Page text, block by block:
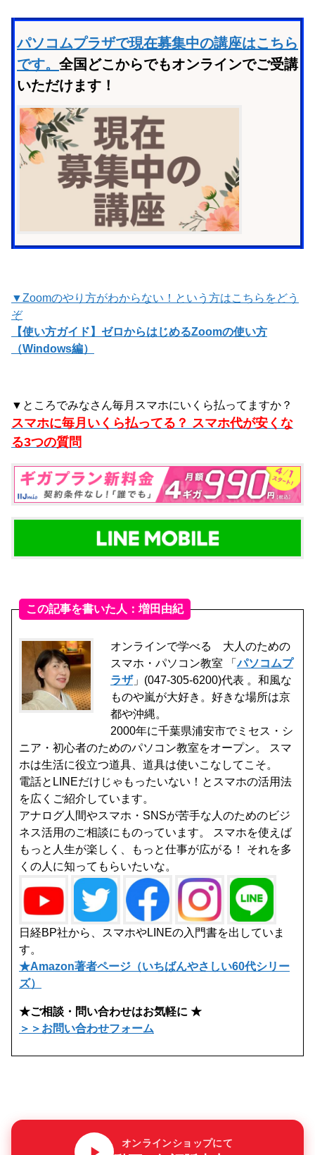
パソコムプラザで現在募集中の講座はこちら
です。 全国どこからでもオンラインでご受講
いただけます！
▼Zoomのやり方がわからない！という方はこちらをどう
ぞ
【使い方ガイド】ゼロからはじめるZoomの使い方
（Windows編）
▼ところでみなさん毎月スマホにいくら払ってますか？
スマホに毎月いくら払ってる？ スマホ代が安くな
る3つの質問
この記事を書いた人：増田由紀
オンラインで学べる 大人のための
スマホ・パソコン教室 「パソコムプ
ラザ」(047-305-6200)代表 。和風な
ものや嵐が大好き。好きな場所は京
都や沖縄。
2000年に千葉県浦安市でミセス・シ
ニア・初心者のためのパソコン教室をオープン。 スマ
ホは生活に役立つ道具、道具は使いこなしてこそ。
電話とLINEだけじゃもったいない！とスマホの活用法
を広くご紹介しています。
アナログ人間やスマホ・SNSが苦手な人のためのビジ
ネス活用のご相談にものっています。 スマホを使えば
もっと人生が楽しく、もっと仕事が広がる！ それを多
くの人に知ってもらいたいな。
日経BP社から、スマホやLINEの入門書を出していま
す。
★Amazon著者ページ（いちばんやさしい60代シリー
ズ）
★ご相談・問い合わせはお気軽に ★
＞＞お問い合わせフォーム
オンラインショップにて